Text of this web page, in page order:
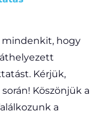
hogy
áthelyezett
Kérjük,
Köszönjük a
a